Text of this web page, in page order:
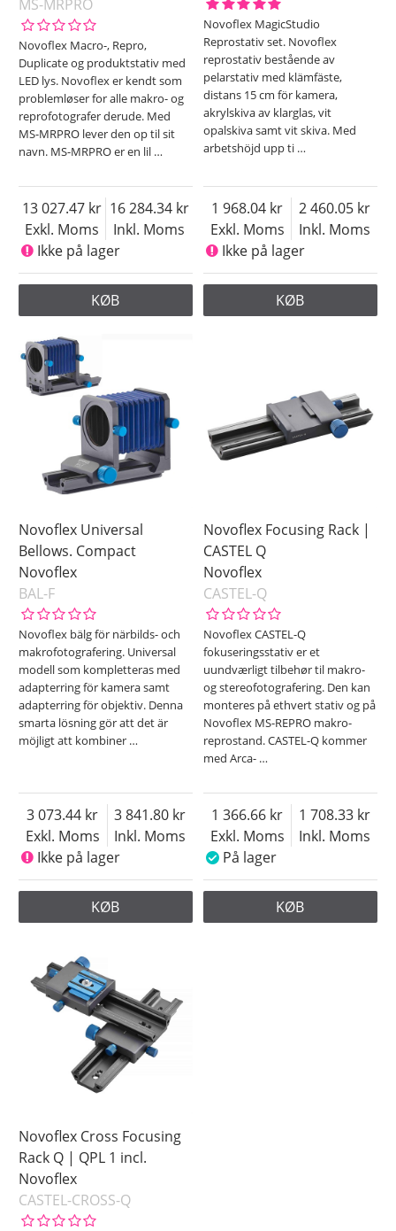
MS-MRPRO
Novoflex Macro-, Repro,
Duplicate og produktstativ med
LED lys. Novoflex er kendt som
problemløser for alle makro- og
reprofotografer derude. Med
MS-MRPRO lever den op til sit
navn. MS-MRPRO er en lil …
Exkl. Moms
13 027.47
Inkl. Moms
16 284.34
Ikke på lager
KØB
Novoflex MagicStudio
Reprostativ set. Novoflex
reprostativ bestående av
pelarstativ med klämfäste,
distans 15 cm för kamera,
akrylskiva av klarglas, vit
opalskiva samt vit skiva. Med
arbetshöjd upp ti …
Exkl. Moms
1 968.04
Inkl. Moms
2 460.05
Ikke på lager
KØB
Novoflex Universal
Bellows. Compact
Novoflex
BAL-F
Novoflex bälg för närbilds- och
makrofotografering. Universal
modell som kompletteras med
adapterring för kamera samt
adapterring för objektiv. Denna
smarta lösning gör att det är
möjligt att kombiner …
Exkl. Moms
3 073.44
Inkl. Moms
3 841.80
Ikke på lager
KØB
Novoflex Focusing Rack |
CASTEL Q
Novoflex
CASTEL-Q
Novoflex CASTEL-Q
fokuseringsstativ er et
uundværligt tilbehør til makro-
og stereofotografering. Den kan
monteres på ethvert stativ og på
Novoflex MS-REPRO makro-
reprostand. CASTEL-Q kommer
med Arca- …
Exkl. Moms
1 366.66
Inkl. Moms
1 708.33
På lager
KØB
Novoflex Cross Focusing
Rack Q | QPL 1 incl.
Novoflex
CASTEL-CROSS-Q